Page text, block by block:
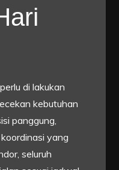
di lakukan
kebutuhan
panggung,
yang
seluruh